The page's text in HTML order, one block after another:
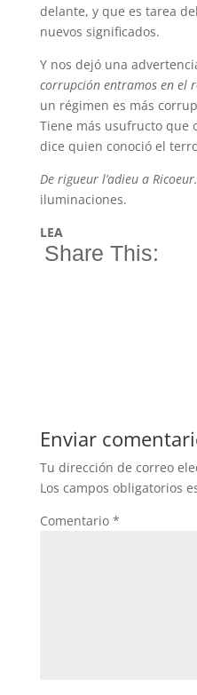
delante, y que es tarea
nuevos significados.
Y nos dejó una
corrupción entramos en el
un régimen es más
Tiene más usufructo que
dice quien conoció el
De rigueur l’adieu a Ricoeur.
iluminaciones.
LEA
Share This:
Enviar
Tu dirección de correo
Los campos obligatorios
Comentario *